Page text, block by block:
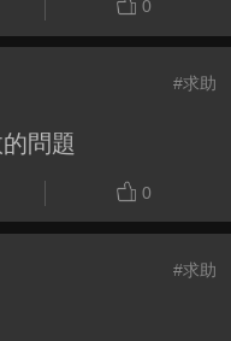
0
#求助
問題
0
#求助